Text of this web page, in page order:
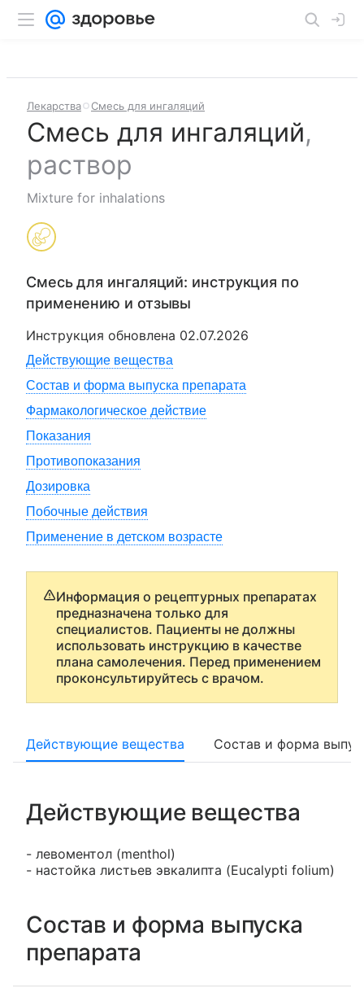
Лекарства Смесь для ингаляций
Смесь для ингаляций,
раствор
Mixture for inhalations
Смесь для ингаляций: инструкция по
применению и отзывы
Инструкция обновлена 02.07.2026
Действующие вещества
Состав и форма выпуска препарата
Фармакологическое действие
Показания
Противопоказания
Дозировка
Побочные действия
Применение в детском возрасте
Информация о рецептурных препаратах
предназначена только для
специалистов. Пациенты не должны
использовать инструкцию в качестве
плана самолечения. Перед применением
проконсультируйтесь с врачом.
Действующие вещества Состав и форма
Действующие вещества
- левоментол (menthol)
- настойка листьев эвкалипта (Eucalypti folium)
Состав и форма выпуска
препарата